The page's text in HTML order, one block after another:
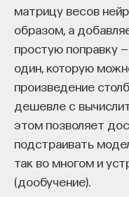
матрицу весов
образом, а
простую поправку
один, которую
произведение
дешевле с
этом позволяет
подстраивать
так во многом и
(дообучение).